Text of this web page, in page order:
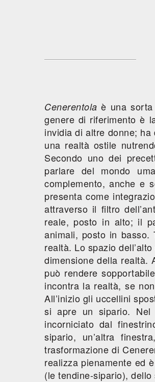
Cenerentola è una
genere di riferimento è
invidia di altre donne; ha
una realtà ostile
Secondo uno dei
parlare del mondo
complemento, anche e
presenta come
attraverso il filtro
reale, posto in alto; il
animali, posto in
realtà. Lo spazio
dimensione della realtà.
può rendere
incontra la realtà, se
All’inizio gli uccellini
si apre un sipario.
incorniciato dal
sipario, un’altra
trasformazione di
realizza pienamente ed
(le tendine-sipario), dello